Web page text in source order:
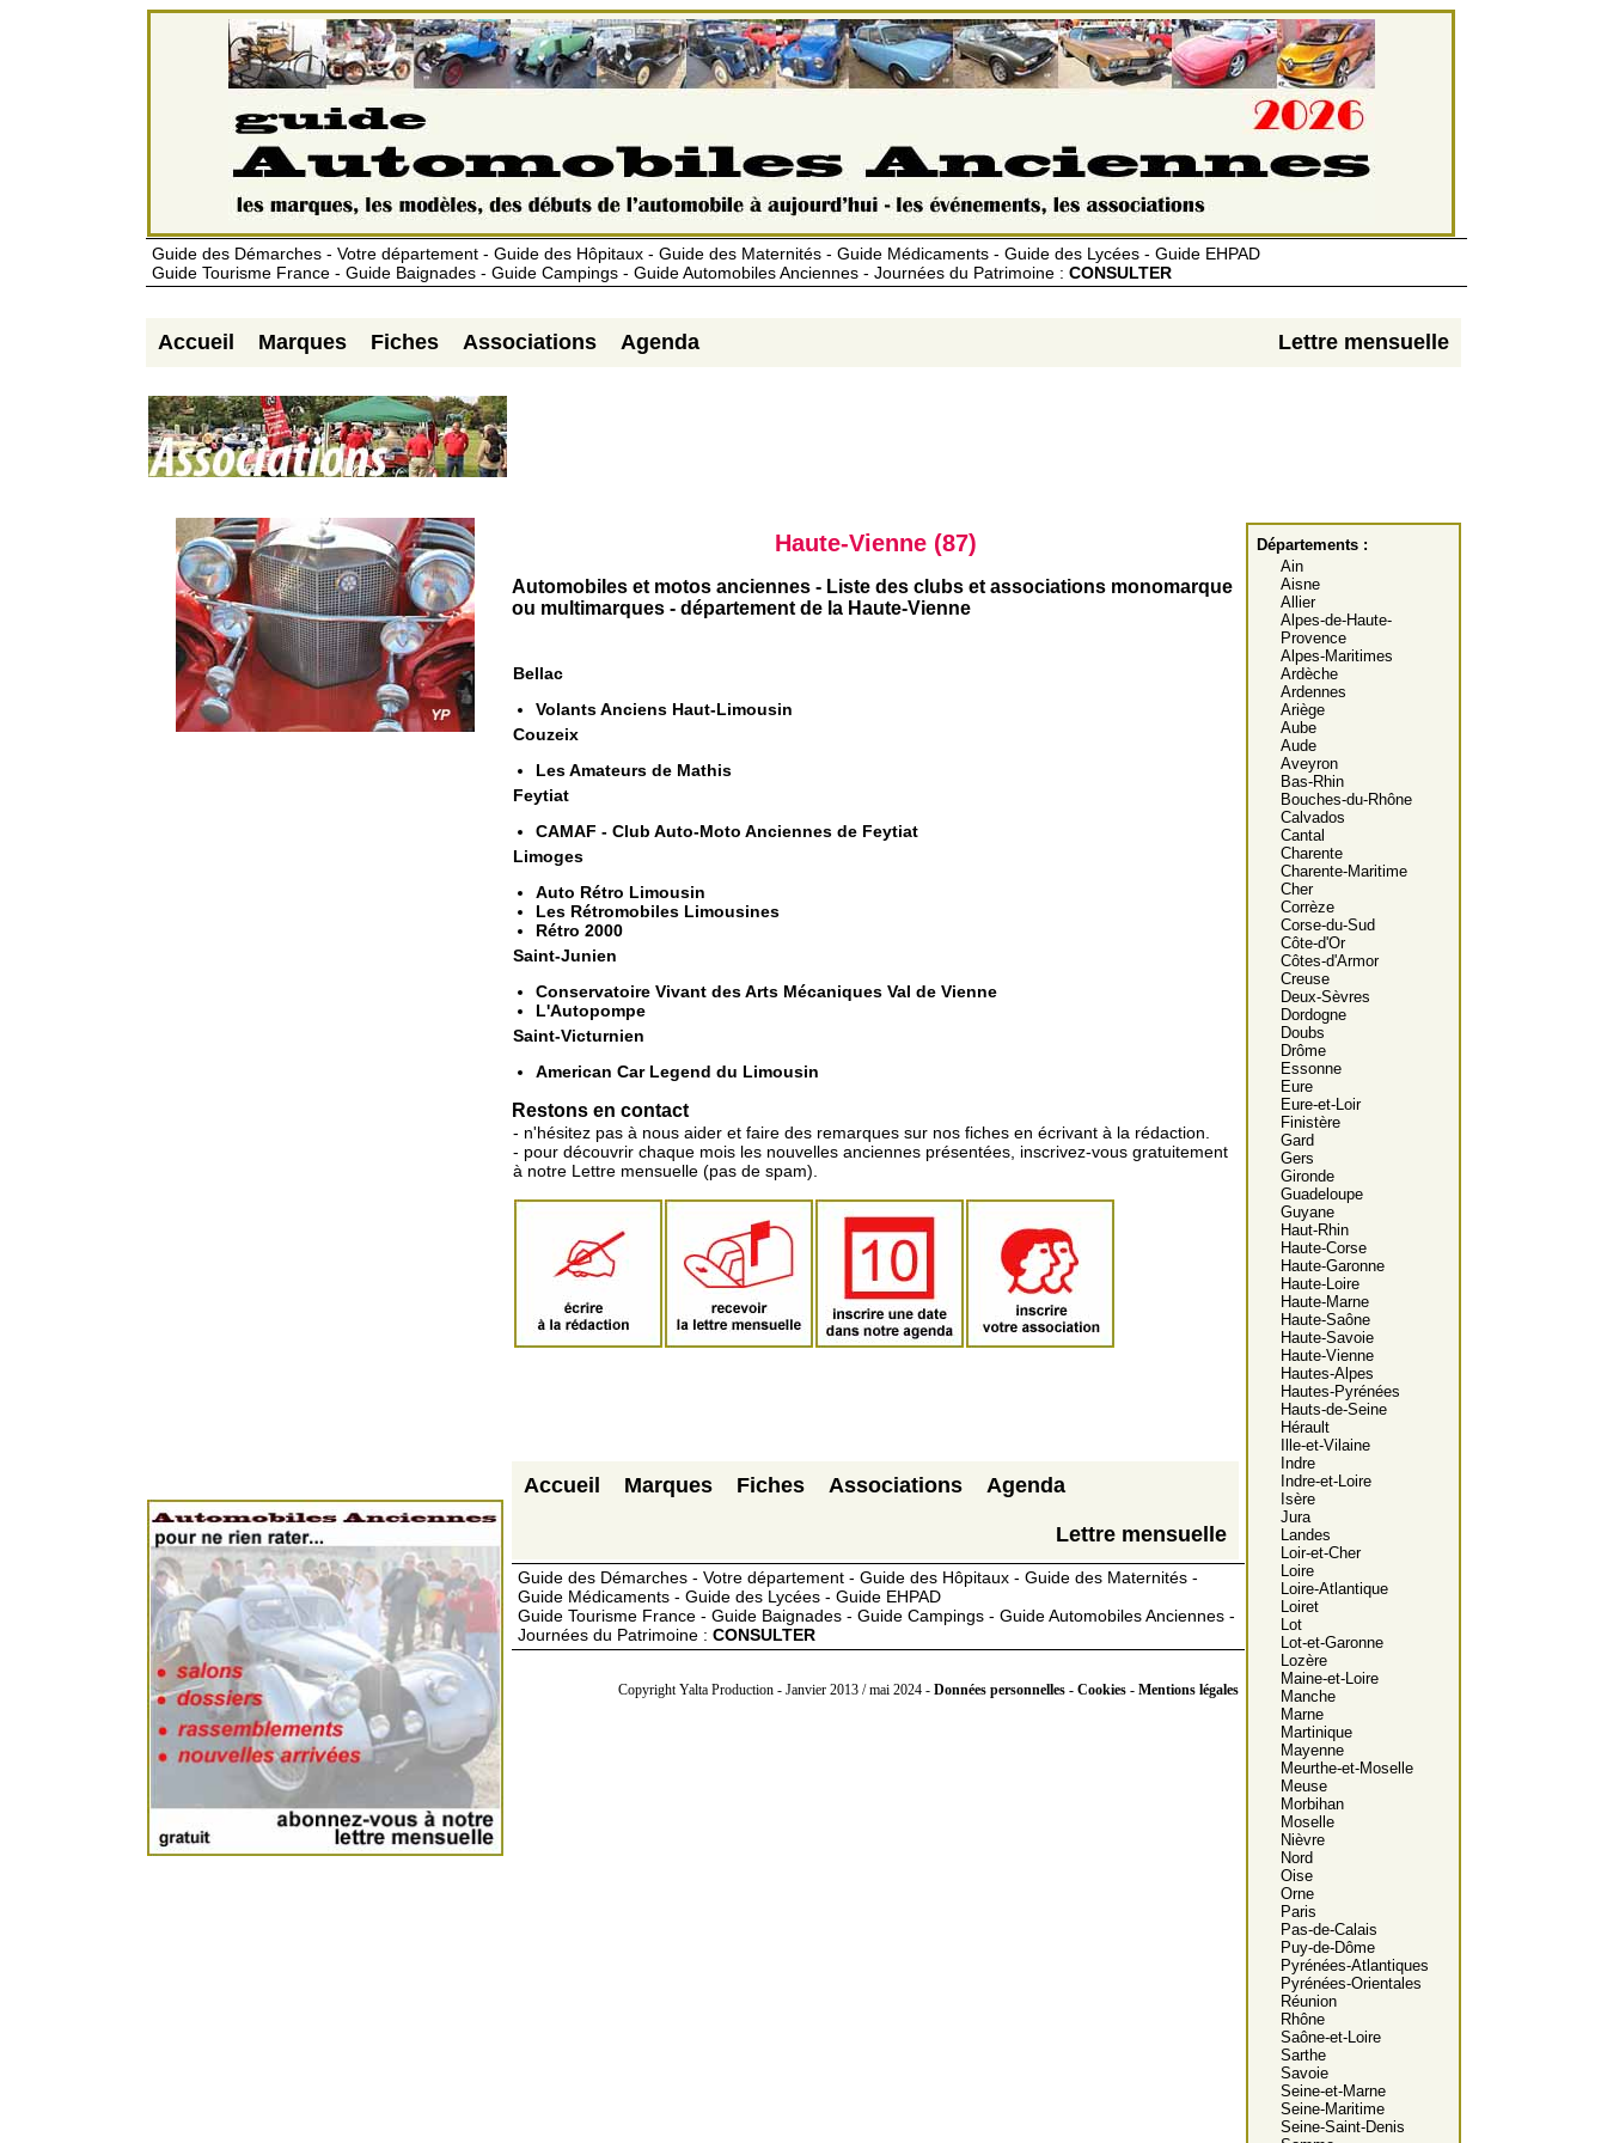
Guide des Démarches - Votre département - Guide des Hôpitaux - Guide des Maternités - Guide Médicaments - Guide des Lycées - Guide EHPAD
Guide Tourisme France - Guide Baignades - Guide Campings - Guide Automobiles Anciennes - Journées du Patrimoine : CONSULTER
Accueil Marques Fiches Associations Agenda Lettre mensuelle
Départements :
Ain
Aisne
Allier
Alpes-de-Haute-
Provence
Alpes-Maritimes
Ardèche
Ardennes
Ariège
Aube
Aude
Aveyron
Bas-Rhin
Bouches-du-Rhône
Calvados
Cantal
Charente
Charente-Maritime
Cher
Corrèze
Corse-du-Sud
Côte-d'Or
Côtes-d'Armor
Creuse
Deux-Sèvres
Dordogne
Doubs
Drôme
Essonne
Eure
Eure-et-Loir
Finistère
Gard
Gers
Gironde
Guadeloupe
Guyane
Haut-Rhin
Haute-Corse
Haute-Garonne
Haute-Loire
Haute-Marne
Haute-Saône
Haute-Savoie
Haute-Vienne
Hautes-Alpes
Hautes-Pyrénées
Hauts-de-Seine
Hérault
Ille-et-Vilaine
Indre
Indre-et-Loire
Isère
Jura
Landes
Loir-et-Cher
Loire
Loire-Atlantique
Loiret
Lot
Lot-et-Garonne
Lozère
Maine-et-Loire
Manche
Marne
Martinique
Mayenne
Meurthe-et-Moselle
Meuse
Morbihan
Moselle
Nièvre
Nord
Oise
Orne
Paris
Pas-de-Calais
Puy-de-Dôme
Pyrénées-Atlantiques
Pyrénées-Orientales
Réunion
Rhône
Saône-et-Loire
Sarthe
Savoie
Seine-et-Marne
Seine-Maritime
Seine-Saint-Denis
Haute-Vienne (87)
Automobiles et motos anciennes - Liste des clubs et associations monomarque
ou multimarques - département de la Haute-Vienne
Bellac
Volants Anciens Haut-Limousin
Couzeix
Les Amateurs de Mathis
Feytiat
CAMAF - Club Auto-Moto Anciennes de Feytiat
Limoges
Auto Rétro Limousin
Les Rétromobiles Limousines
Rétro 2000
Saint-Junien
Conservatoire Vivant des Arts Mécaniques Val de Vienne
L'Autopompe
Saint-Victurnien
American Car Legend du Limousin
Restons en contact
- n'hésitez pas à nous aider et faire des remarques sur nos fiches en écrivant à la rédaction.
- pour découvrir chaque mois les nouvelles anciennes présentées, inscrivez-vous gratuitement
à notre Lettre mensuelle (pas de spam).
Accueil Marques Fiches Associations Agenda
Lettre mensuelle
Guide des Démarches - Votre département - Guide des Hôpitaux - Guide des Maternités -
Guide Médicaments - Guide des Lycées - Guide EHPAD
Guide Tourisme France - Guide Baignades - Guide Campings - Guide Automobiles Anciennes -
Journées du Patrimoine : CONSULTER
Copyright Yalta Production - Janvier 2013 / mai 2024 - Données personnelles - Cookies - Mentions légales